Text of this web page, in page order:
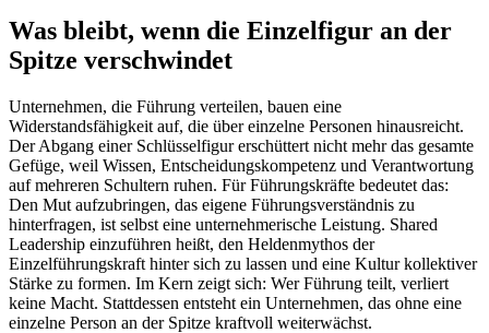
Was bleibt, wenn die Einzelfigur an der
Spitze verschwindet
Unternehmen, die Führung verteilen, bauen eine
Widerstandsfähigkeit auf, die über einzelne Personen hinausreicht.
Der Abgang einer Schlüsselfigur erschüttert nicht mehr das gesamte
Gefüge, weil Wissen, Entscheidungskompetenz und Verantwortung
auf mehreren Schultern ruhen. Für Führungskräfte bedeutet das:
Den Mut aufzubringen, das eigene Führungsverständnis zu
hinterfragen, ist selbst eine unternehmerische Leistung. Shared
Leadership einzuführen heißt, den Heldenmythos der
Einzelführungskraft hinter sich zu lassen und eine Kultur kollektiver
Stärke zu formen. Im Kern zeigt sich: Wer Führung teilt, verliert
keine Macht. Stattdessen entsteht ein Unternehmen, das ohne eine
einzelne Person an der Spitze kraftvoll weiterwächst.